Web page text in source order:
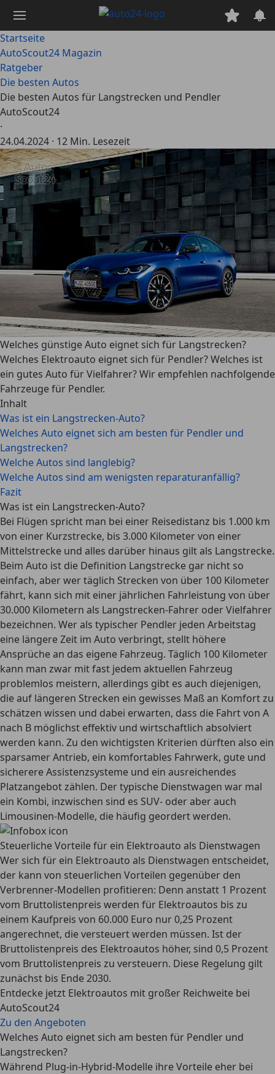
Hauptinhalt
springen
Startseite
AutoScout24 Magazin
Ratgeber
Die besten Autos
Die besten Autos für Langstrecken und Pendler
AutoScout24
·
24.04.2024 · 12 Min. Lesezeit
Welches günstige Auto eignet sich für Langstrecken?
Welches Elektroauto eignet sich für Pendler? Welches ist
ein gutes Auto für Vielfahrer? Wir empfehlen nachfolgende
Fahrzeuge für Pendler.
Inhalt
Was ist ein Langstrecken-Auto?
Welches Auto eignet sich am besten für Pendler und
Langstrecken?
Welche Autos sind langlebig?
Welche Autos sind am wenigsten reparaturanfällig?
Fazit
Was ist ein Langstrecken-Auto?
Bei Flügen spricht man bei einer Reisedistanz bis 1.000 km
von einer Kurzstrecke, bis 3.000 Kilometer von einer
Mittelstrecke und alles darüber hinaus gilt als Langstrecke.
Beim Auto ist die Definition Langstrecke gar nicht so
einfach, aber wertäglich Strecken von über 100 Kilometer
fährt, kann sich mit einer jährlichen Fahrleistung von über
30.000 Kilometern als Langstrecken-Fahrer oder Vielfahrer
bezeichnen. Wer als typischer Pendler jeden Arbeitstag
eine längere Zeit im Auto verbringt, stellt höhere
Ansprüche an das eigene Fahrzeug. Täglich 100 Kilometer
kann man zwar mit fast jedem aktuellen Fahrzeug
problemlos meistern, allerdings gibt es auch diejenigen,
die auf längeren Strecken ein gewisses Maß an Komfort zu
schätzen wissen und dabei erwarten, dass die Fahrt von A
nach B möglichst effektiv und wirtschaftlich absolviert
werden kann. Zu den wichtigsten Kriterien dürften also ein
sparsamer Antrieb, ein komfortables Fahrwerk, gute und
sicherere Assistenzsysteme und ein ausreichendes
Platzangebot zählen. Der typische Dienstwagen war mal
ein Kombi, inzwischen sind es SUV- oder aber auch
Limousinen-Modelle, die häufig geordert werden.
Steuerliche Vorteile für ein Elektroauto als Dienstwagen
Wer sich für ein Elektroauto als Dienstwagen entscheidet,
der kann von steuerlichen Vorteilen gegenüber den
Verbrenner-Modellen profitieren: Denn anstatt 1 Prozent
vom Bruttolistenpreis werden für Elektroautos bis zu
einem Kaufpreis von 60.000 Euro nur 0,25 Prozent
angerechnet, die versteuert werden müssen. Ist der
Bruttolistenpreis des Elektroautos höher, sind 0,5 Prozent
vom Bruttolistenpreis zu versteuern. Diese Regelung gilt
zunächst bis Ende 2030.
Entdecke jetzt Elektroautos mit großer Reichweite bei
AutoScout24
Zu den Angeboten
Welches Auto eignet sich am besten für Pendler und
Langstrecken?
Während Plug-in-Hybrid-Modelle ihre Vorteile eher bei